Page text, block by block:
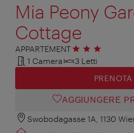
Mia Peony
Cottage
APPARTEMENT3 stelle
1 Camera
3 Letti
PRENOTA
AGGIUNGERE
Swobodagasse 1A, 1130